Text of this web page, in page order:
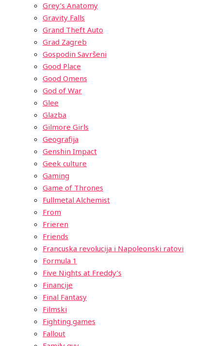
Grey’s Anatomy
Gravity Falls
Grand Theft Auto
Grad Zagreb
Gospodin Savršeni
Good Place
Good Omens
God of War
Glee
Glazba
Gilmore Girls
Geografija
Genshin Impact
Geek culture
Gaming
Game of Thrones
Fullmetal Alchemist
From
Frieren
Friends
Francuska revolucija i Napoleonski ratovi
Formula 1
Five Nights at Freddy’s
Financije
Final Fantasy
Filmski
Fighting games
Fallout